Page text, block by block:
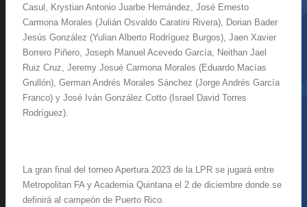
Casul, Krystian Antonio Juarbe Hernández, José Ernesto
Carmona Morales (Julián Osvaldo Caratini Rivera), Dorian Bader
Jesús González (Yulian Alberto Rodríguez Burgos), Jaen Xavier
Borrero Piñero, Joseph Manuel Acevedo García, Neithan Jael
Ruiz Cruz, Jeremy Josué Carmona Morales (Eduardo Macías
Grullón), German Andrés Morales Sánchez (Jorge Andrés García
Franco) y José Iván González Cotto (Israel David Torres
Rodríguez).
La gran final del torneo Apertura 2023 de la LPR se jugará entre
Metropolitan FA y Academia Quintana el 2 de diciembre donde se
definirá al campeón de Puerto Rico.